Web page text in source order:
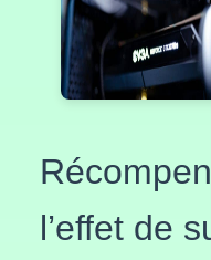
l’effet de